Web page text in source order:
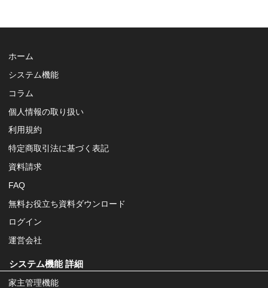
ホーム
システム機能
コラム
個人情報の取り扱い
利用規約
特定商取引法に基づく表記
資料請求
FAQ
無料お役立ち資料ダウンロード
ログイン
運営会社
システム機能 詳細
家主管理機能